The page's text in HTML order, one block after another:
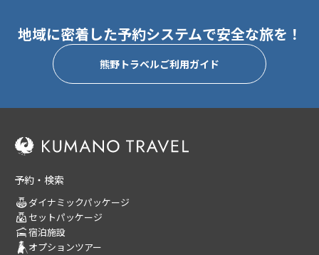
地域に密着した予約システムで安全な旅を！
熊野トラベルご利用ガイド
予約・検索
ダイナミックパッケージ
セットパッケージ
宿泊施設
オプションツアー